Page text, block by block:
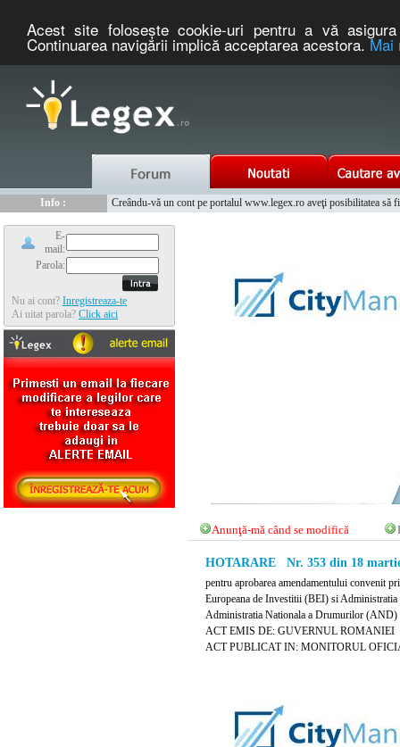
Acest site foloseşte cookie-uri pentru a vă
Continuarea navigării implică acceptarea acestora.Mai
Info :
Creându-vă un cont pe portalul www.legex.ro aveţi posibilitatea să
E-
mail:
Parola:
Nu ai cont? Inregistreaza-te
Ai uitat parola? Click aici
Anunţă-mă când se modifică
HOTARARE Nr. 353 din 18
pentru aprobarea amendamentului convenit
Europeana de Investitii (BEI) si
Administratia Nationala a Drumurilor (AND)
ACT EMIS DE: GUVERNUL ROMANIEI
ACT PUBLICAT IN: MONITORUL